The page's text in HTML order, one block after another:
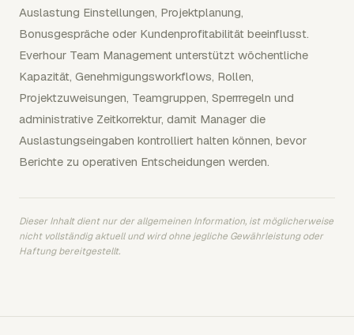
Auslastung Einstellungen, Projektplanung,
Bonusgespräche oder Kundenprofitabilität beeinflusst.
Everhour Team Management unterstützt wöchentliche
Kapazität, Genehmigungsworkflows, Rollen,
Projektzuweisungen, Teamgruppen, Sperrregeln und
administrative Zeitkorrektur, damit Manager die
Auslastungseingaben kontrolliert halten können, bevor
Berichte zu operativen Entscheidungen werden.
Dieser Inhalt dient nur der allgemeinen Information, ist möglicherweise
nicht vollständig aktuell und wird ohne jegliche Gewährleistung oder
Haftung bereitgestellt.